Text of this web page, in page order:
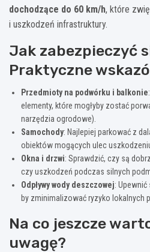
dochodzące do 60 km/h, które
i uszkodzeń infrastruktury.
Jak zabezpieczyć
Praktyczne
Przedmioty na podwórku i balkonie
elementy, które mogłyby zostać
narzędzia ogrodowe).
Samochody: Najlepiej parkować z
obiektów mogących ulec
Okna i drzwi: Sprawdzić, czy są
czy uszkodzeń podczas silnych
Odpływy wody deszczowej: Upewnić
by zminimalizować ryzyko lokalnych
Na co jeszcze
uwagę?